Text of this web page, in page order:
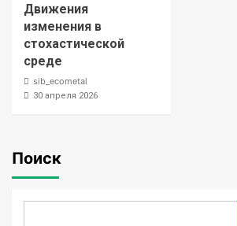
Движения
изменения в
стохастической
среде
sib_ecometal
30 апреля 2026
Поиск